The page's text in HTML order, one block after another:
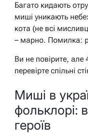
Багато кидають
миші уникають
кота (не всі
– марно. Помилка:
Ви не повірите, але
перевірте спільні
Миші в
фольклорі:
героїв